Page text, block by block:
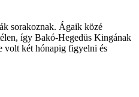
sorakoznak. Ágaik közé
így Bakó-Hegedüs Kingának
volt két hónapig figyelni és